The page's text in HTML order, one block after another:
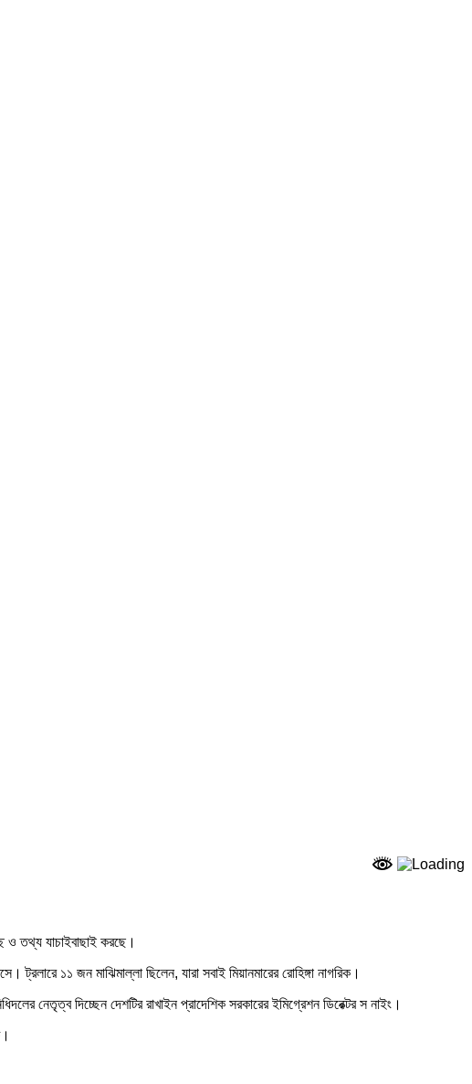
ও তথ্য যাচাইবাছাই করছে।
১১ জন মাঝিমাল্লা ছিলেন, যারা সবাই মিয়ানমারের রোহিঙ্গা নাগরিক।
নেতৃত্ব দিচ্ছেন দেশটির রাখাইন প্রাদেশিক সরকারের ইমিগ্রেশন ডিরেক্টর স নাইং।